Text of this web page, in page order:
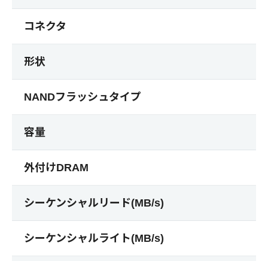
コネクタ
形状
NANDフラッシュタイプ
容量
外付けDRAM
シーケンシャルリード(MB/s)
シーケンシャルライト(MB/s)